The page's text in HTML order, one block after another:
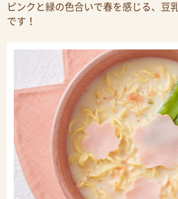
ピンクと緑の色合いで春を感じる、豆
です！